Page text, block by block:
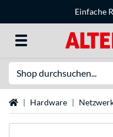
Einfache
StartseiteHardware